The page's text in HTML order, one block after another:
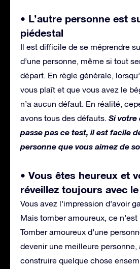
• L’autre personne est
piédestal
Il est difficile de se méprendre
d’une personne, même si tout
départ. En règle générale,
vous plaît et que vous avez le
n’a aucun défaut. En réalité,
avons tous des défauts. Si votre
passe pas ce test, il est facile
personne que vous aimez de
• Vous êtes heureux et
réveillez toujours avec
Vous avez l’impression d’avoir
Mais tomber amoureux, ce
Tomber amoureux d’une
devenir une meilleure personne,
construire quelque chose